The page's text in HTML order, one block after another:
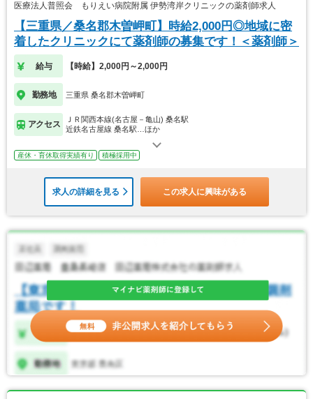
医療法人普照会 もりえい病院附属 伊勢湾岸クリニックの薬剤師求人
【三重県／桑名郡木曽岬町】時給2,000円◎地域に密
着したクリニックにて薬剤師の募集です！＜薬剤師＞
給与 【時給】2,000円～2,000円
勤務地 三重県 桑名郡木曽岬町
アクセス
ＪＲ関西本線(名古屋－亀山) 桑名駅
近鉄名古屋線 桑名駅…ほか
産休・育休取得実績有り 積極採用中
求人の詳細を見る この求人に興味がある